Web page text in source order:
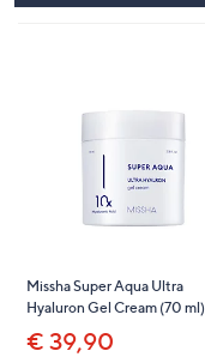
Missha Super Aqua Ultra
Hyaluron Gel Cream (70 ml)
€ 39,90